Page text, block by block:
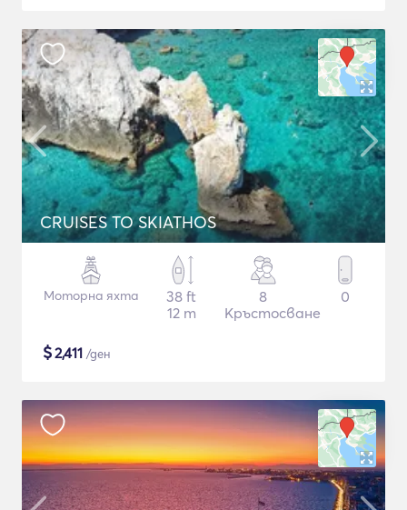
CRUISES TO SKIATHOS
Моторна яхта
38 ft
12 m
8
Кръстосване
0
$2,411 /ден